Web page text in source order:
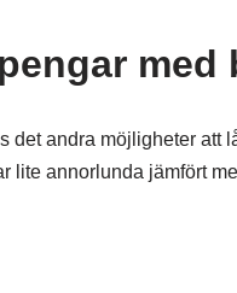
det andra möjligheter
lite annorlunda jämfört